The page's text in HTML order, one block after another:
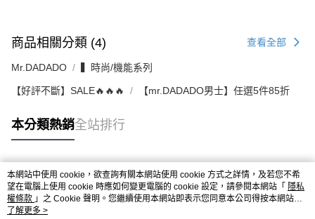
商品相關分類 (4) 查看全部
Mr.DADADO ▍時尚/機能系列
【好評不斷】SALE🔥🔥🔥 【mr.DADADO男士】任選5件85折
本分類熱銷全站排行
熱門標籤
本網站中使用 cookie，欲查詢有關本網站使用 cookie 方式之詳情，及若您不希
望在電腦上使用 cookie 時應如何變更電腦的 cookie 設定，請參閱本網站「 隱私
權條款 」之 Cookie 聲明。您繼續使用本網站即表示您同意本公司得按本網站使
用條款之 Cookie 聲明使用 cookie。
了解更多 >